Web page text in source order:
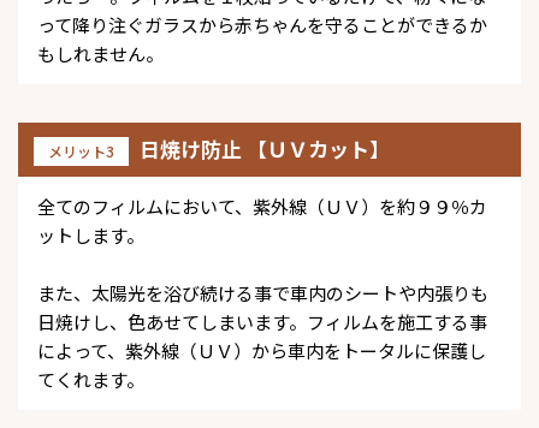
って降り注ぐガラスから赤ちゃんを守ることができるか
もしれません。
メリット3 日焼け防止 【ＵＶカット】
全てのフィルムにおいて、紫外線（ＵＶ）を約９９％カ
ットします。
また、太陽光を浴び続ける事で車内のシートや内張りも
日焼けし、色あせてしまいます。フィルムを施工する事
によって、紫外線（ＵＶ）から車内をトータルに保護し
てくれます。